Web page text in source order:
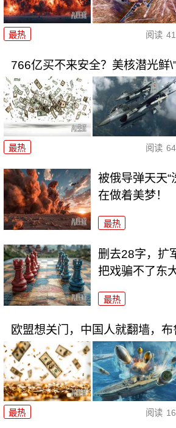
最热 阅读
766亿买不来安全？美核潜光鲜
最热 阅读
被俄导弹天天“
在做着美梦！
最热
删去28字，扩
把戏骗不了东
最热
欧盟想关门，中国人就翻墙，
最热 阅读